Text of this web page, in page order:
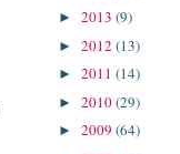
► 2013 (9)
► 2012 (13)
► 2011 (14)
► 2010(29)
► 2009 (64)